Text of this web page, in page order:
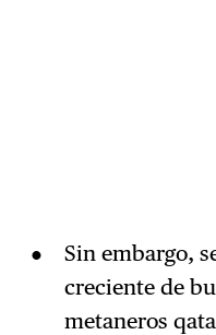
Sin embargo,
creciente de
metaneros